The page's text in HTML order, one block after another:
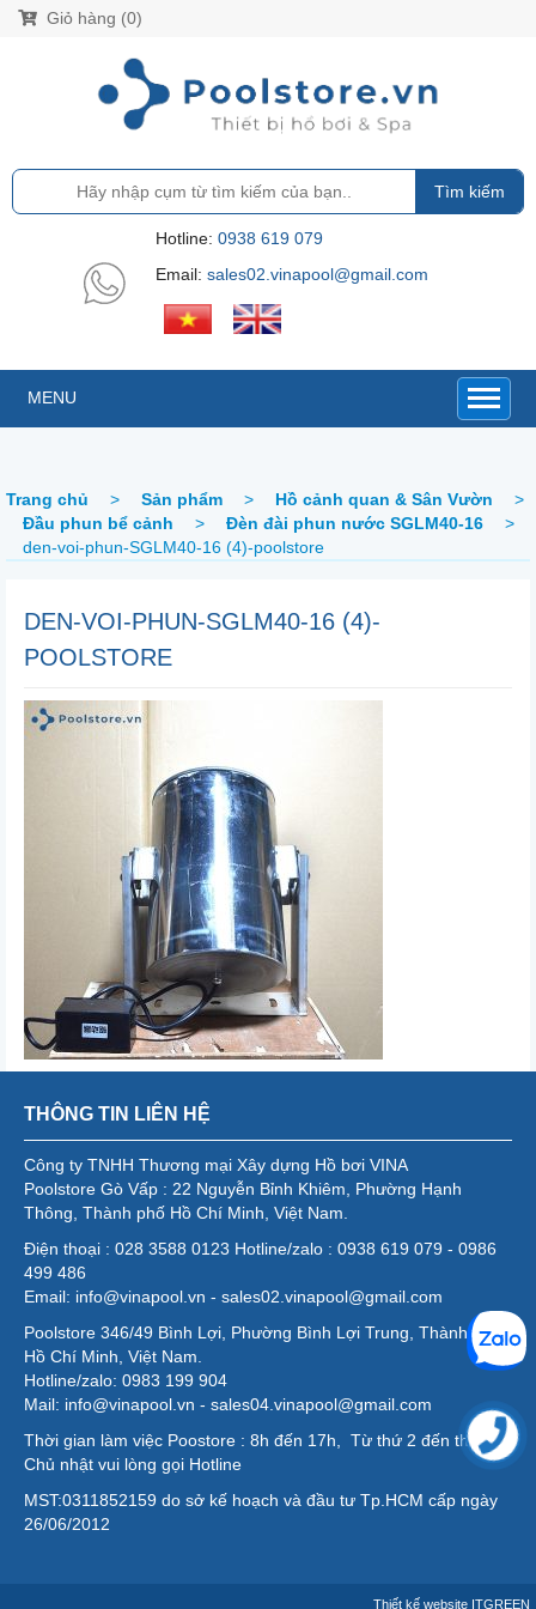
Giỏ hàng (0)
Tìm kiếm
Hotline: 0938 619 079
Email: sales02.vinapool@gmail.com
MENU
Trang chủ > Sản phẩm > Hồ cảnh quan & Sân Vườn
>
Đầu phun bể cảnh
> Đèn đài phun nước SGLM40-16
>
den-voi-phun-SGLM40-16 (4)-poolstore
DEN-VOI-PHUN-SGLM40-16 (4)-
POOLSTORE
THÔNG TIN LIÊN HỆ
Công ty TNHH Thương mại Xây dựng Hồ bơi VINA
Poolstore Gò Vấp : 22 Nguyễn Bỉnh Khiêm, Phường Hạnh
Thông, Thành phố Hồ Chí Minh, Việt Nam.
Điện thoại : 028 3588 0123 Hotline/zalo : 0938 619 079 - 0986
499 486
Email: info@vinapool.vn - sales02.vinapool@gmail.com
Poolstore 346/49 Bình Lợi, Phường Bình Lợi Trung, Thành phố
Hồ Chí Minh, Việt Nam.
Hotline/zalo: 0983 199 904
Mail: info@vinapool.vn - sales04.vinapool@gmail.com
Thời gian làm việc Poostore : 8h đến 17h, Từ thứ 2 đến thứ 7,
Chủ nhật vui lòng gọi Hotline
MST:0311852159 do sở kế hoạch và đầu tư Tp.HCM cấp ngày
26/06/2012
Thiết kế website ITGREEN